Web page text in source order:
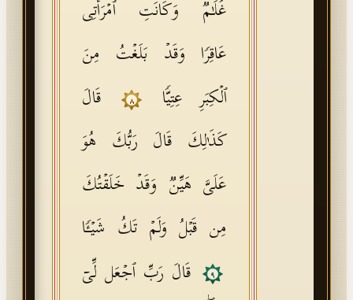
غُلَـٰمࣱ وَكَانَتِ ٱمۡرَأَتِی
عَاقِرࣰا وَقَدۡ بَلَغۡتُ مِنَ
ٱلۡكِبَرِ عِتِیࣰّا
٨
قَالَ
كَذَ ٰ⁠لِكَ قَالَ رَبُّكَ هُوَ
عَلَیَّ هَیِّنࣱ وَقَدۡ خَلَقۡتُكَ
مِن قَبۡلُ وَلَمۡ تَكُ شَیۡـࣰٔا
٩
قَالَ رَبِّ ٱجۡعَل لِّیۤ